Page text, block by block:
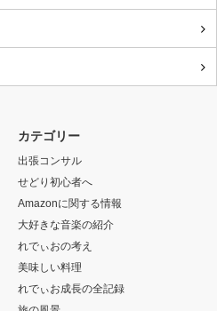
カテゴリー
出張コンサル
せどり初心者へ
Amazonに関する情報
大好きな音楽の紹介
れでぃおの考え
美味しい料理
れでぃお成長の全記録